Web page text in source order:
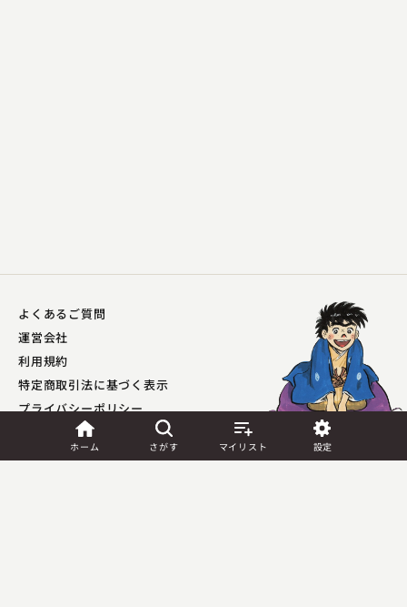
ホーム さがす マイリスト 設定
よくあるご質問
運営会社
利用規約
特定商取引法に基づく表示
プライバシーポリシー​
外部送信ポリシー